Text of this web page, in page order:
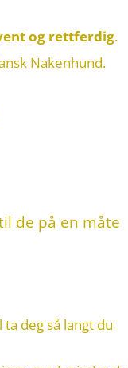
og rettferdig.
Nakenhund.
de på en måte
deg så langt du